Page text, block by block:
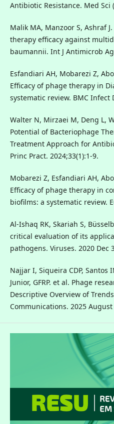
Antibiotic Resistance. Med Sci
Malik MA, Manzoor S, Ashraf
therapy efficacy against
baumannii. Int J Antimicrob
Esfandiari AH, Mobarezi Z,
Efficacy of phage therapy in
systematic review. BMC Infect
Walter N, Mirzaei M, Deng L,
Potential of Bacteriophage
Treatment Approach for
Princ Pract. 2024;33(1):1-9.
Mobarezi Z, Esfandiari AH,
Efficacy of phage therapy in
biofilms: a systematic review.
Al-Ishaq RK, Skariah S,
critical evaluation of its
pathogens. Viruses. 2020 Dec
Najjar I, Siqueira CDP, Santos
Junior, GFRP. et al. Phage
Descriptive Overview of
Communications. 2025 August